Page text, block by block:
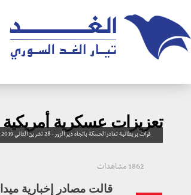
تعزيزات عسكرية
قوات بريطانية تغادر الحسكة باتجاه دير الزور - 28 تشرين الثاني 2019
1862 مشاهدات
قالت مصادر إخبارية